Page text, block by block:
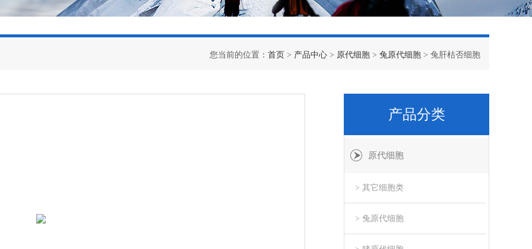
您当前的位置： 首页 > 产品中心 > 原代细胞 > 兔原代细胞 > 兔肝枯否细胞
产品分类
原代细胞
> 其它细胞类
> 兔原代细胞